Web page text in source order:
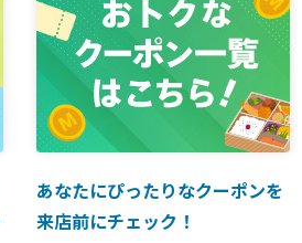
あなたにぴったりなクーポンを
来店前にチェック！